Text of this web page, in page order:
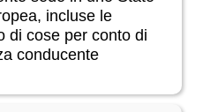
incluse le
di cose per conto di
conducente